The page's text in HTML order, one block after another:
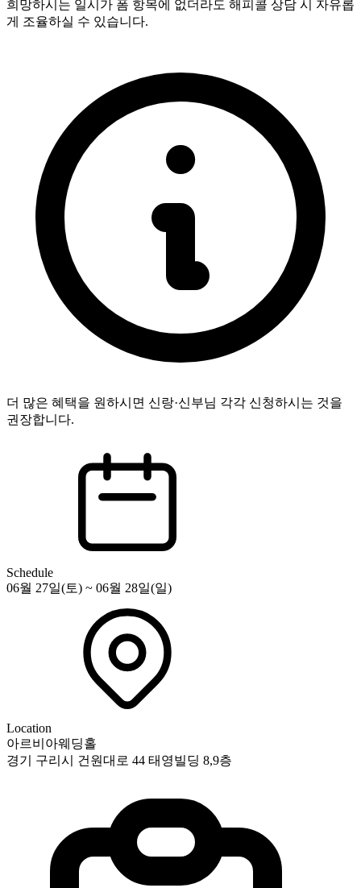
희망하시는 일시가 폼 항목에 없더라도 해피콜 상담 시 자유롭
게 조율하실 수 있습니다.
더 많은 혜택을 원하시면 신랑·신부님 각각 신청하시는 것을
권장합니다.
Schedule
06월 27일(토) ~ 06월 28일(일)
Location
아르비아웨딩홀
경기 구리시 건원대로 44 태영빌딩 8,9층